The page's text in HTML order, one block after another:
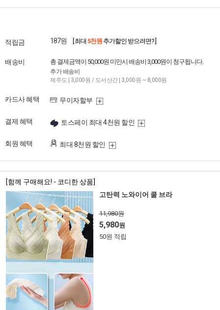
적립금 187원 [ 최대 5천원 추가할인 받으려면? ]
배송비 총 결제금액이 50,000원 미만시 배송비 3,000원이 청구됩니다.
추가 배송비
제주도 | 3,000원 / 도서산간 | 3,000원 ~ 8,000원
카드사 혜택 무이자할부
결제 혜택 토스페이 최대 4천원 할인
회원 혜택 최대 8천원 할인
[함께 구매해요! - 코디한 상품]
고탄력 노와이어 쿨 브라
11,980원
5,980원
50원 적립